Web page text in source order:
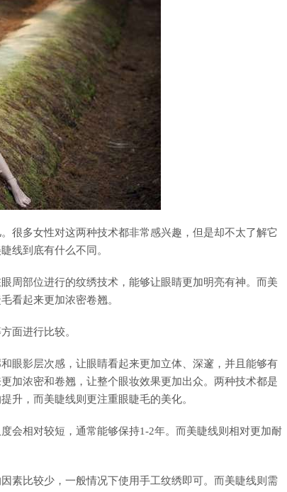
很多女性对这两种技术都非常感兴趣，但是却不太了解它
线到底有什么不同。
周部位进行的纹绣技术，能够让眼睛更加明亮有神。而美
看起来更加浓密卷翘。
面进行比较。
眼影层次感，让眼睛看起来更加立体、深邃，并且能够有
加浓密和卷翘，让整个眼妆效果更加出众。两种技术都是
升，而美睫线则更注重眼睫毛的美化。
会相对较短，通常能够保持1-2年。而美睫线则相对更加耐
素比较少，一般情况下使用手工纹绣即可。而美睫线则需